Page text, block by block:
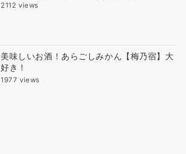
2112 views
美味しいお酒！あらごしみかん【梅乃宿】大
好き！
1977 views